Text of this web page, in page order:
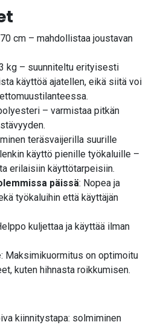
cm – mahdollistaa joustavan
kg – suunniteltu erityisesti
käyttöä ajatellen, eikä siitä voi
– varmistaa pitkän
teräsvaijerilla suurille
käyttö pienille työkaluille –
erilaisiin käyttötarpeisiin.
päissä: Nopea ja
työkaluihin että käyttäjän
kuljettaa ja käyttää ilman
: Maksimikuormitus on optimoitu
kuten hihnasta roikkumisen.
kiinnitystapa: solmiminen